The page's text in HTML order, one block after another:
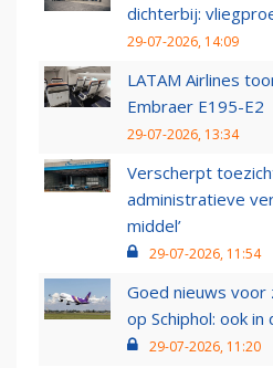
dichterbij:
29-07-2026, 14:09
LATAM Airlines
Embraer E195-E2
29-07-2026, 13:34
Verscherpt
administratieve
middel’
29-07-2026, 11:54
Goed nieuws
op Schiphol: ook
29-07-2026, 11:20